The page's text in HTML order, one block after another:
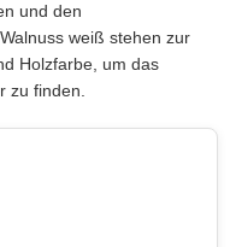
und den
weiß stehen zur
Holzfarbe, um das
zu finden.